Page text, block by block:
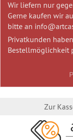
Wir liefern nur
Gerne kaufen wir
bitte an
Privatkunden
Bestellmöglichkeit
Zur